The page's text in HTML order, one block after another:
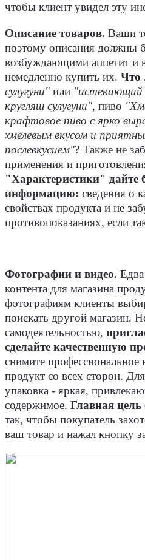
чтобы клиент увидел эту
Описание товаров. Ваши
поэтому описания должны
возбуждающими аппетит и
немедленно купить их. Что
сулугуни" или "истекающий
кругляш сулугуни", пиво
крафтовое пиво с ярко
хмелевым вкусом и
послевкусием"? Также не
применения и
"Характеристики" дайте
информацию: сведения о
свойствах продукта и не
противопоказаниях, если
Фотографии и видео.
контента для магазина
фотографиям клиенты
поискать другой магазин.
самодеятельностью,
сделайте качественную
снимите профессиональное
продукт со всех сторон.
упаковка - яркая,
содержимое. Главная
так, чтобы покупатель
ваш товар и нажал кнопку